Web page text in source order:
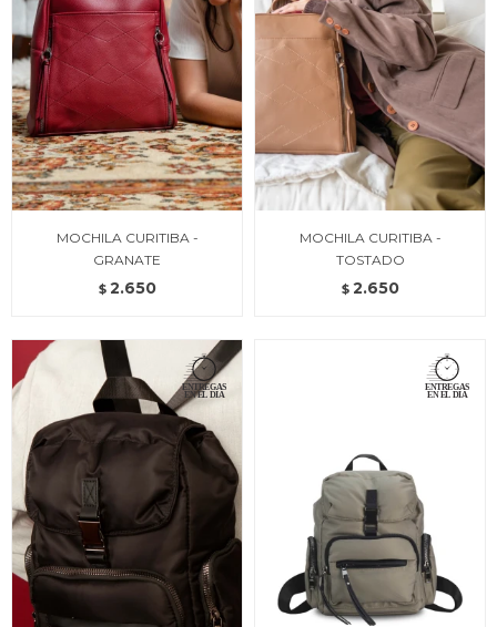
MOCHILA CURITIBA -
GRANATE
$ 2.650
MOCHILA CURITIBA -
TOSTADO
$ 2.650